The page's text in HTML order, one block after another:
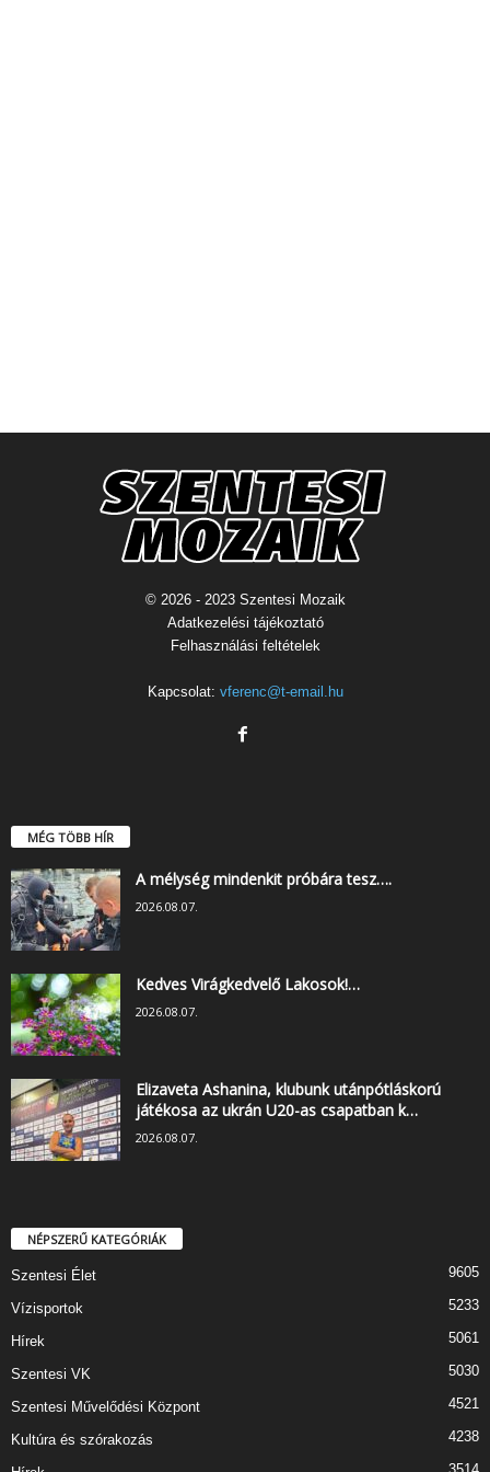
© 2026 - 2023 Szentesi Mozaik
Adatkezelési tájékoztató
Felhasználási feltételek
Kapcsolat: vferenc@t-email.hu
MÉG TÖBB HÍR
A mélység mindenkit próbára tesz….
2026.08.07.
Kedves Virágkedvelő Lakosok!…
2026.08.07.
Elizaveta Ashanina, klubunk utánpótláskorú
játékosa az ukrán U20-as csapatban k…
2026.08.07.
NÉPSZERŰ KATEGÓRIÁK
Szentesi Élet 9605
Vízisportok 5233
Hírek 5061
Szentesi VK 5030
Szentesi Művelődési Központ 4521
Kultúra és szórakozás 4238